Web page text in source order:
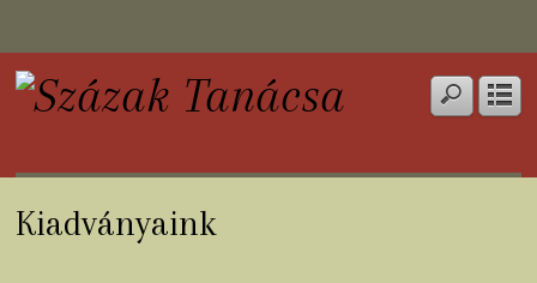
Kiadványaink